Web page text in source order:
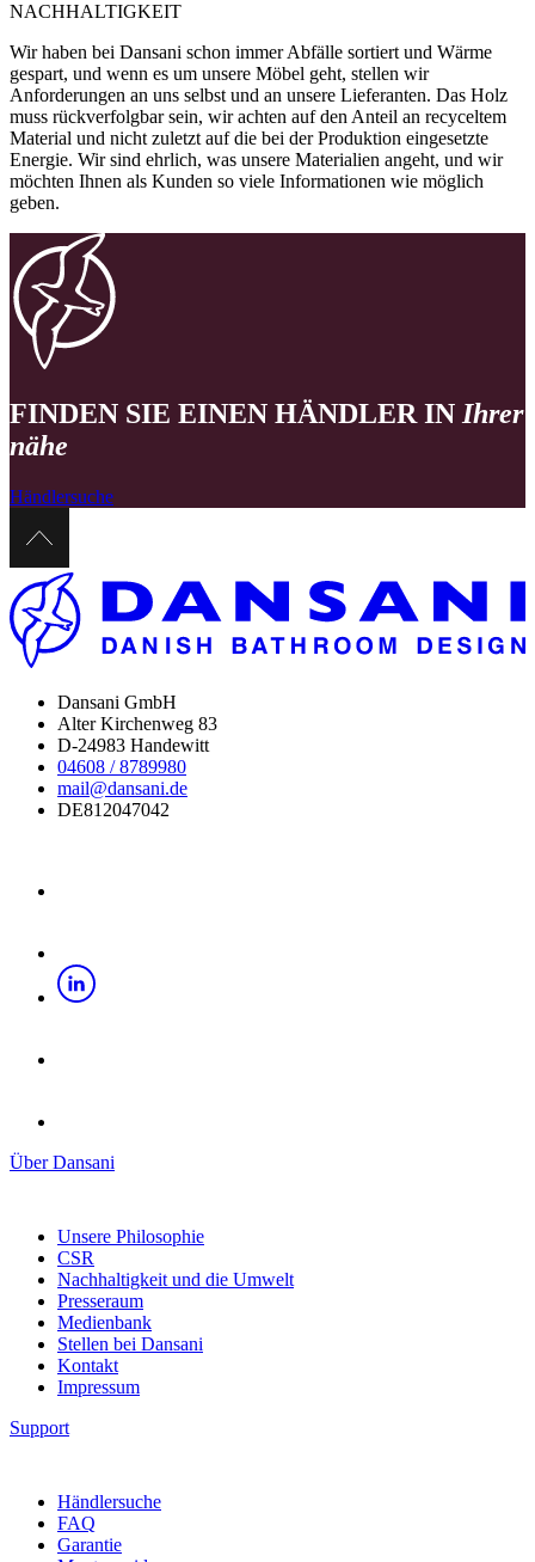
NACHHALTIGKEIT
Wir haben bei Dansani schon immer Abfälle sortiert und Wärme
gespart, und wenn es um unsere Möbel geht, stellen wir
Anforderungen an uns selbst und an unsere Lieferanten. Das Holz
muss rückverfolgbar sein, wir achten auf den Anteil an recyceltem
Material und nicht zuletzt auf die bei der Produktion eingesetzte
Energie. Wir sind ehrlich, was unsere Materialien angeht, und wir
möchten Ihnen als Kunden so viele Informationen wie möglich
geben.
FINDEN SIE EINEN HÄNDLER IN Ihrer
nähe
Händlersuche
Dansani GmbH
Alter Kirchenweg 83
D-24983 Handewitt
04608 / 8789980
mail@dansani.de
DE812047042
Über Dansani
Unsere Philosophie
CSR
Nachhaltigkeit und die Umwelt
Presseraum
Medienbank
Stellen bei Dansani
Kontakt
Impressum
Support
Händlersuche
FAQ
Garantie